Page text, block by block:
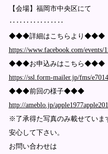
【会場】福岡市中央区にて
‥‥‥‥‥‥‥‥
◆◆◆詳細はこちらより◆◆◆
https://www.facebook.com/events/
◆◆◆お申込みはこちら◆◆◆
https://ssl.form-mailer.jp/fms/
◆◆◆前回の様子◆◆◆
http://ameblo.jp/
※了承得た写真のみ載せていま
安心して下さい。
お問い合わせは